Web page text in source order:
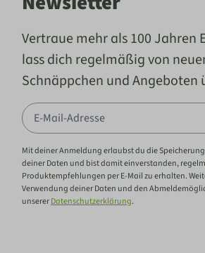
Vertraue mehr als 100 Jahren
lass dich regelmäßig von
Schnäppchen und Angeboten
Mit deiner Anmeldung erlaubst du die
deiner Daten und bist damit einverstanden,
Produktempfehlungen per E-Mail zu erhalten.
Verwendung deiner Daten und den
unsererDatenschutzerklärung.